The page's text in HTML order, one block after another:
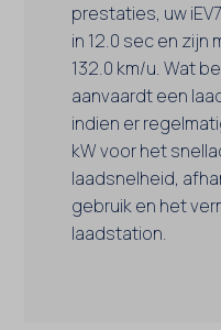
prestaties, uw
in 12.0 sec en zijn
132.0 km/u. Wat
aanvaardt een
indien er
kW voor het
laadsnelheid,
gebruik en het
laadstation.